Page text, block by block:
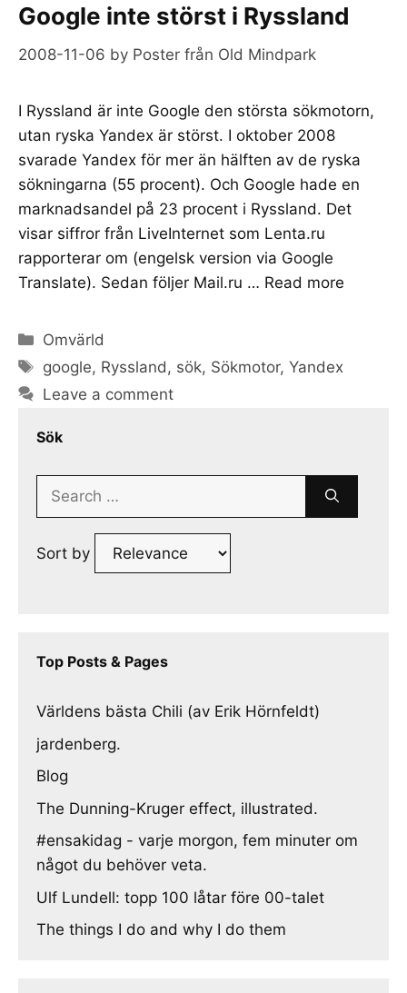
Google inte störst i Ryssland
2008-11-06 by Poster från Old Mindpark
I Ryssland är inte Google den största sökmotorn,
utan ryska Yandex är störst. I oktober 2008
svarade Yandex för mer än hälften av de ryska
sökningarna (55 procent). Och Google hade en
marknadsandel på 23 procent i Ryssland. Det
visar siffror från LiveInternet som Lenta.ru
rapporterar om (engelsk version via Google
Translate). Sedan följer Mail.ru … Read more
Categories
Omvärld
Tags
google, Ryssland , sök, Sökmotor,Yandex
Leave a comment
Sök
Search
Sort by
Top Posts & Pages
Världens bästa Chili (av Erik Hörnfeldt)
jardenberg.
Blog
The Dunning-Kruger effect, illustrated.
#ensakidag - varje morgon, fem minuter om
något du behöver veta.
Ulf Lundell: topp 100 låtar före 00-talet
The things I do and why I do them